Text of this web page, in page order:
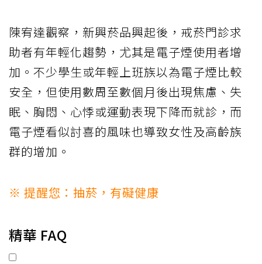
陳宥達觀察，新興菸品興起後，戒菸門診求
助者有年輕化趨勢，尤其是電子煙使用者增
加。不少學生或年輕上班族以為電子煙比較
安全，但使用數周至數個月後出現焦慮、失
眠、胸悶、心悸或運動表現下降而就診，而
電子煙看似討喜的風味也導致女性及高齡族
群的增加。
※ 提醒您：抽菸，有礙健康
精華 FAQ